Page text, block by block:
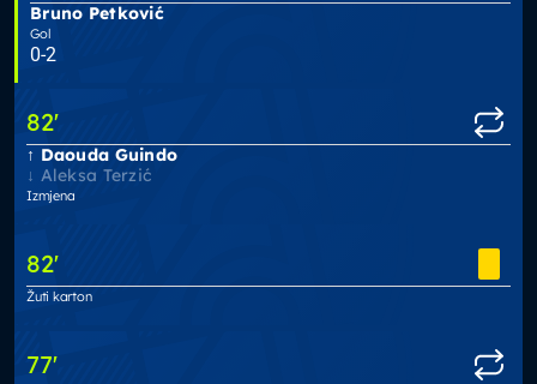
Bruno Petković
Gol
0-2
82'
Daouda Guindo
Aleksa Terzić
Izmjena
82'
Žuti karton
77'